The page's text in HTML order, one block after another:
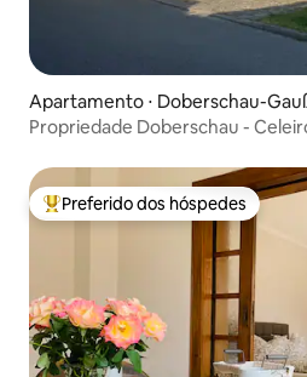
Apartamento ⋅ Doberschau-
Propriedade Doberschau -
Entre os melhores preferidos dos
Preferido dos hóspedes